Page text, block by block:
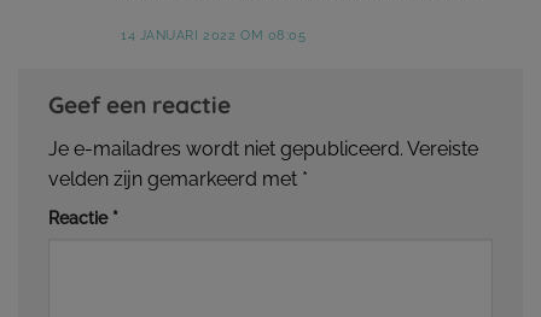
14 JANUARI 2022 OM 08:05
Geef een reactie
Je e-mailadres wordt niet gepubliceerd. Vereiste
velden zijn gemarkeerd met *
Reactie *